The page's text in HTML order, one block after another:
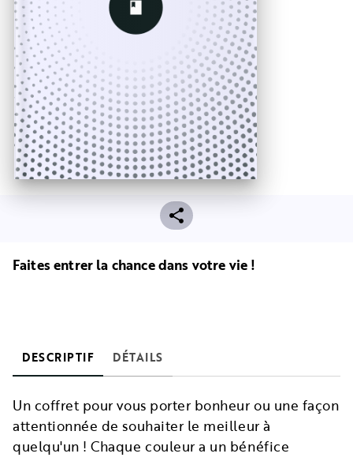
Faites entrer la chance dans votre vie !
DESCRIPTIF DÉTAILS
Un coffret pour vous porter bonheur ou une façon
attentionnée de souhaiter le meilleur à
quelqu'un ! Chaque couleur a un bénéfice